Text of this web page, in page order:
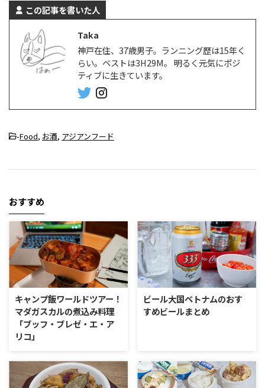
この記事を書いた人
Taka
神戸在住、37歳男子。ランニング歴は15年く
らい。ベストは3H29M。 明るく元気にポジ
ティブに生きています。
-Food, お酒, アジアンフード
おすすめ
キャンプ飯ワールドツアー！
マダガスカルの煮込み料理
「ブッフ・ブレゼ・エ・ア
リコ」
ビール大国ベトナムのおす
すめビールまとめ